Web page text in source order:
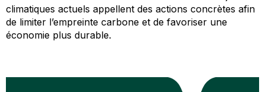
climatiques actuels appellent des actions concrètes afin
de limiter l’empreinte carbone et de favoriser une
économie plus durable.